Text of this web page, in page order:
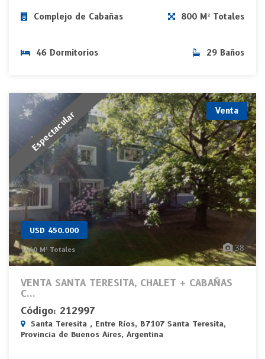
Complejo de Cabañas 800 M² Totales
46 Dormitorios 29 Baños
Espectacular Venta
USD 450.000
1440 M² Totales 38
VENTA SANTA TERESITA, CHALET + CABAÑAS
C...
Código: 212997
Santa Teresita , Entre Ríos, B7107 Santa Teresita,
Provincia de Buenos Aires, Argentina